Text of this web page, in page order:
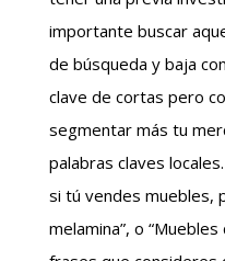
importante buscar
de búsqueda y baja
clave de cortas pero
segmentar más tu
palabras claves
si tú vendes muebles,
melamina”, o